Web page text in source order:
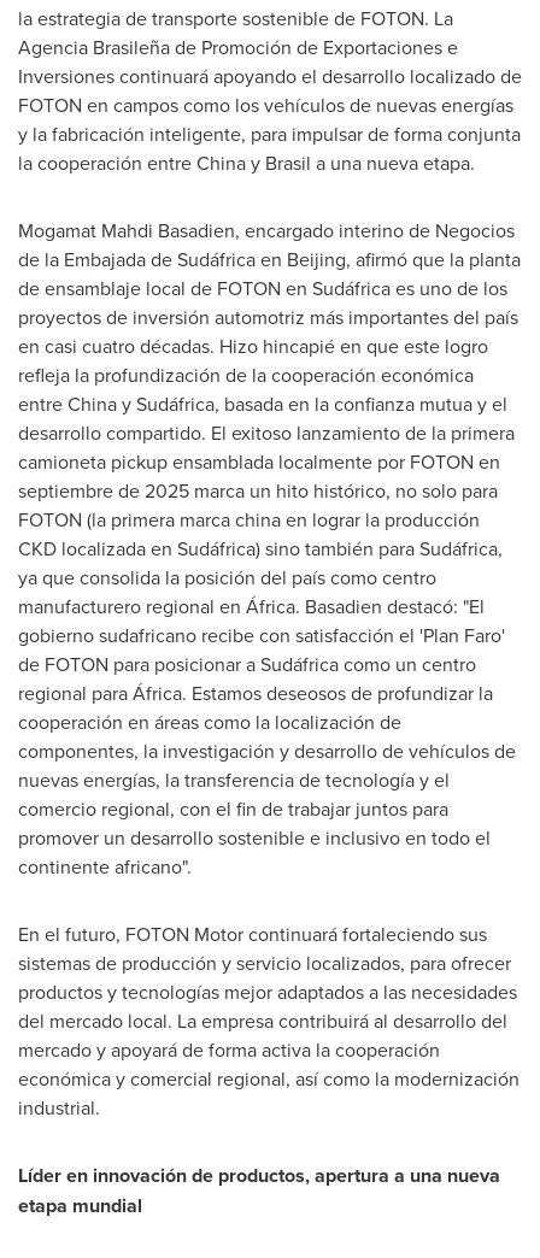
la estrategia de transporte sostenible de FOTON. La
Agencia Brasileña de Promoción de Exportaciones e
Inversiones continuará apoyando el desarrollo localizado de
FOTON en campos como los vehículos de nuevas energías
y la fabricación inteligente, para impulsar de forma conjunta
la cooperación entre China y Brasil a una nueva etapa.
Mogamat Mahdi Basadien, encargado interino de Negocios
de la Embajada de Sudáfrica en Beijing, afirmó que la planta
de ensamblaje local de FOTON en Sudáfrica es uno de los
proyectos de inversión automotriz más importantes del país
en casi cuatro décadas. Hizo hincapié en que este logro
refleja la profundización de la cooperación económica
entre China y Sudáfrica, basada en la confianza mutua y el
desarrollo compartido. El exitoso lanzamiento de la primera
camioneta pickup ensamblada localmente por FOTON en
septiembre de 2025 marca un hito histórico, no solo para
FOTON (la primera marca china en lograr la producción
CKD localizada en Sudáfrica) sino también para Sudáfrica,
ya que consolida la posición del país como centro
manufacturero regional en África. Basadien destacó: "El
gobierno sudafricano recibe con satisfacción el 'Plan Faro'
de FOTON para posicionar a Sudáfrica como un centro
regional para África. Estamos deseosos de profundizar la
cooperación en áreas como la localización de
componentes, la investigación y desarrollo de vehículos de
nuevas energías, la transferencia de tecnología y el
comercio regional, con el fin de trabajar juntos para
promover un desarrollo sostenible e inclusivo en todo el
continente africano".
En el futuro, FOTON Motor continuará fortaleciendo sus
sistemas de producción y servicio localizados, para ofrecer
productos y tecnologías mejor adaptados a las necesidades
del mercado local. La empresa contribuirá al desarrollo del
mercado y apoyará de forma activa la cooperación
económica y comercial regional, así como la modernización
industrial.
Líder en innovación de productos, apertura a una nueva
etapa mundial